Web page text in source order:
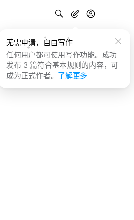
无需申请，自由写作
任何用户都可使用写作功能。成功
发布 3 篇符合基本规则的内容，可
成为正式作者。 了解更多